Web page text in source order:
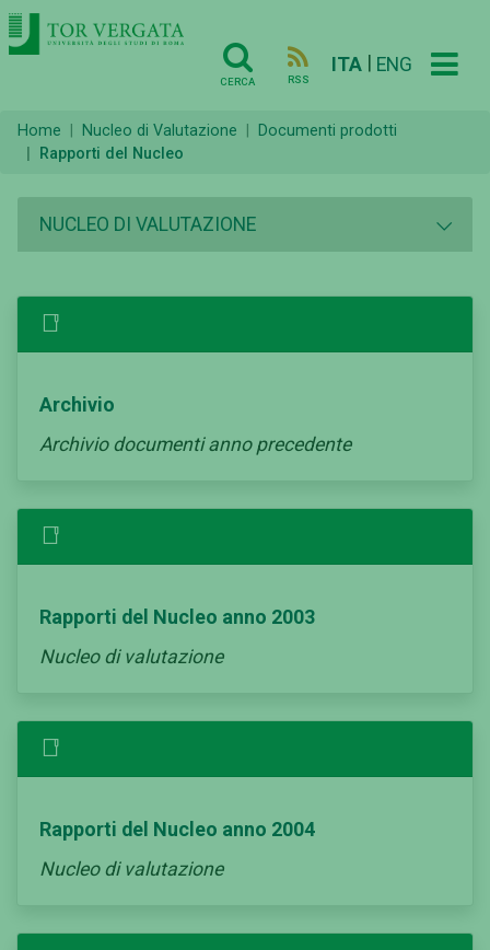
CERCA RSS
ITA ENG
Home Nucleo di Valutazione
Documenti prodotti
Rapporti del Nucleo
NUCLEO DI VALUTAZIONE
Archivio
Archivio documenti anno precedente
Rapporti del Nucleo anno 2003
Nucleo di valutazione
Rapporti del Nucleo anno 2004
Nucleo di valutazione